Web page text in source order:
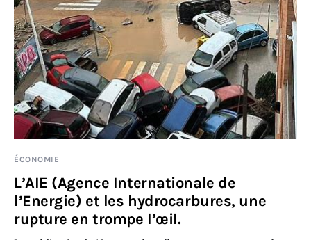
ÉCONOMIE
L’AIE (Agence Internationale de
l’Energie) et les hydrocarbures, une
rupture en trompe l’œil.